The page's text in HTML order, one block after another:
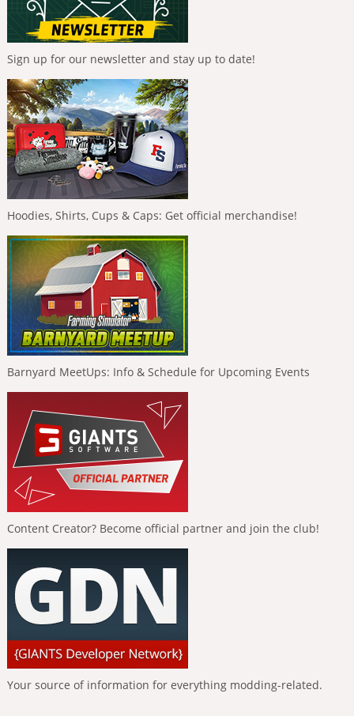
Sign up for our newsletter and stay up to date!
Hoodies, Shirts, Cups & Caps: Get official merchandise!
Barnyard MeetUps: Info & Schedule for Upcoming Events
Content Creator? Become official partner and join the club!
Your source of information for everything modding-related.